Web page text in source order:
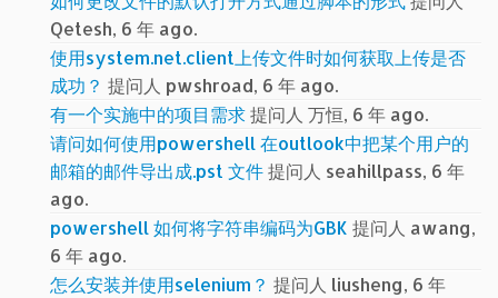
Qetesh, 6 年 ago.
使用system.net.client上传文件时如何获取上传是否
成功？ 提问人 pwshroad, 6 年 ago.
有一个实施中的项目需求提问人 万恒, 6 年 ago.
请问如何使用powershell 在outlook中把某个用户的
邮箱的邮件导出成.pst 文件提问人 seahillpass, 6 年
ago.
powershell 如何将字符串编码为GBK 提问人 awang,
6 年 ago.
怎么安装并使用selenium？ 提问人 liusheng, 6 年